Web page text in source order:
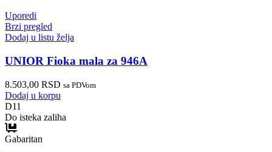
Uporedi
Brzi pregled
Dodaj u listu želja
UNIOR Fioka mala za 946A
8.503,00 RSD sa PDVom
Dodaj u korpu
D11
Do isteka zaliha
Gabaritan